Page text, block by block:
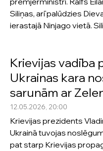
Siliņas, arī palūdzies
ierastajā Ninjago vietā.
Krievijas vadība
Ukrainas kara
sarunām ar
12.05.2026, 20:00
Krievijas prezidents
Ukrainā tuvojas
pat starp Krievijas